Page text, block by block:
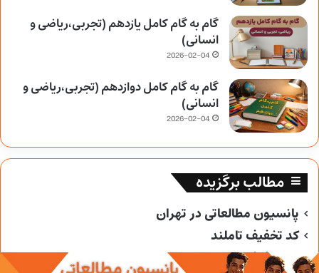
گام به گام کامل یازدهم (تجربی،ریاضی و
انسانی)
2026-02-04
گام به گام کامل دوازدهم (تجربی،ریاضی و
انسانی)
2026-02-04
مطالب برگزیده
پانسیون مطالعاتی در تهران
کد تخفیف تاملند
کد تخفیف خیلی سبز